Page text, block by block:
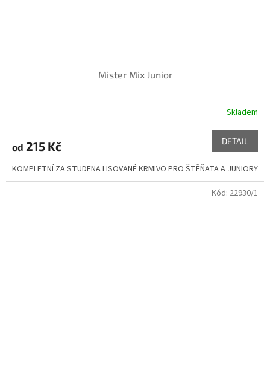
Mister Mix Junior
je
z
5
Skladem
od 215 Kč DETAIL
KOMPLETNÍ ZA STUDENA LISOVANÉ KRMIVO PRO ŠTĚŇATA A JUNIORY
Kód: 22930/1